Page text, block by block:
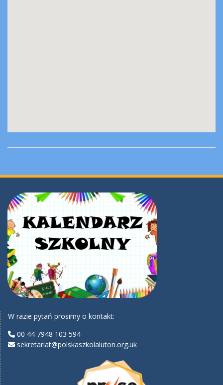
W razie pytań prosimy o kontakt:
00 44 7948 103 594
sekretariat@polskaszkolaluton.org.uk